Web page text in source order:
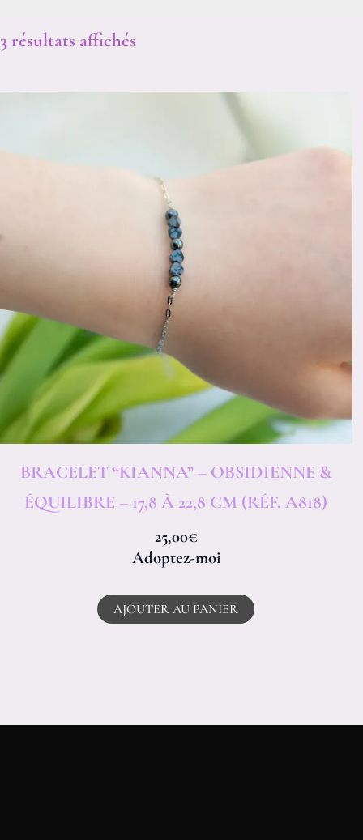
3 résultats affichés
BRACELET “KIANNA” – OBSIDIENNE &
ÉQUILIBRE – 17,8 À 22,8 CM (RÉF. A818)
25,00€
Adoptez-moi
AJOUTER AU PANIER